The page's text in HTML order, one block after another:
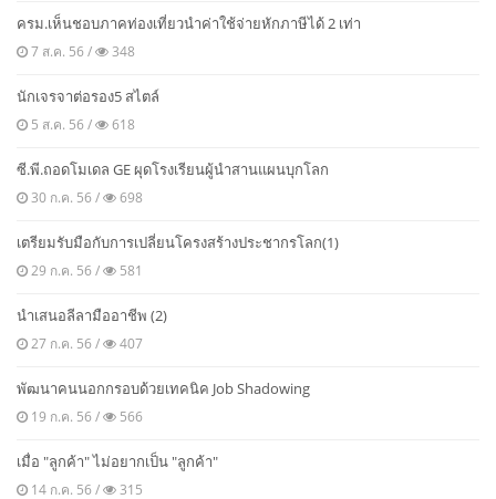
ครม.เห็นชอบภาคท่องเที่ยวนำค่าใช้จ่ายหักภาษีได้ 2 เท่า
7 ส.ค. 56 / 348
นักเจรจาต่อรอง5 สไตล์
5 ส.ค. 56 / 618
ซี.พี.ถอดโมเดล GE ผุดโรงเรียนผู้นำสานแผนบุกโลก
30 ก.ค. 56 / 698
เตรียมรับมือกับการเปลี่ยนโครงสร้างประชากรโลก(1)
29 ก.ค. 56 / 581
นำเสนอลีลามืออาชีพ (2)
27 ก.ค. 56 / 407
พัฒนาคนนอกกรอบด้วยเทคนิค Job Shadowing
19 ก.ค. 56 / 566
เมื่อ "ลูกค้า" ไม่อยากเป็น "ลูกค้า"
14 ก.ค. 56 / 315